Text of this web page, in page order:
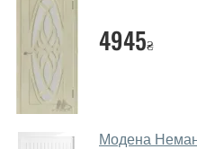
Помогаете ли
Да. Мы консультируем
через мессенджеры,
в нашем салоне-магазине.
4945₴
Модена